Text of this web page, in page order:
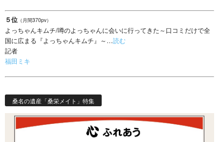
５位 （月間370pv）
よっちゃんキムチ/噂のよっちゃんに会いに行ってきた～口コミだけで全
国に広まる『よっちゃんキムチ』～…読む
記者
福田ミキ
桑名の遺産「桑栄メイト」特集